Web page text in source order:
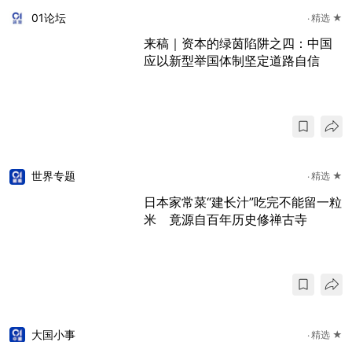
01论坛 精选 ★
来稿｜资本的绿茵陷阱之四：中国
应以新型举国体制坚定道路自信
世界专题 精选 ★
日本家常菜“建长汁”吃完不能留一粒
米 竟源自百年历史修禅古寺
大国小事 精选 ★